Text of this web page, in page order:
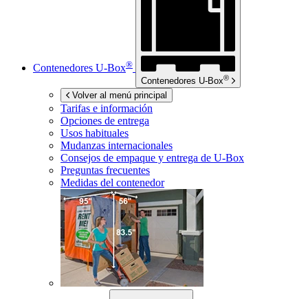
Contenedores U-Box®
Contenedores U-Box®
Volver al menú principal
Tarifas e información
Opciones de entrega
Usos habituales
Mudanzas internacionales
Consejos de empaque y entrega de U-Box
Preguntas frecuentes
Medidas del contenedor